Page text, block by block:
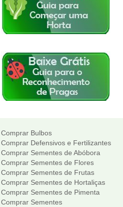
Comprar Bulbos
Comprar Defensivos e Fertilizantes
Comprar Sementes de Abóbora
Comprar Sementes de Flores
Comprar Sementes de Frutas
Comprar Sementes de Hortaliças
Comprar Sementes de Pimenta
Comprar Sementes